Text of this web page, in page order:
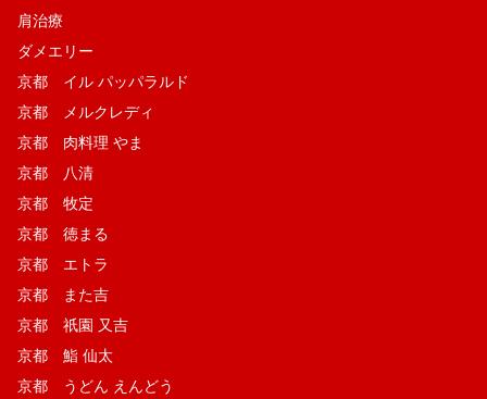
肩治療
ダメエリー
京都 イル パッパラルド
京都 メルクレディ
京都 肉料理 やま
京都 八清
京都 牧定
京都 徳まる
京都 エトラ
京都 また吉
京都 祇園 又吉
京都 鮨 仙太
京都 うどん えんどう